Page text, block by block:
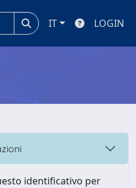
IT LOGIN
identificativo per